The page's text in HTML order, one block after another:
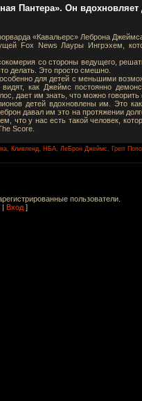
Пантера». Он вдохновляет
«Кавальерс» Леброна
Fox News Лауры Ингрэхем,
со стороны ведущего,
делать. Это просто смешно.
для детей с меньшими
как Джеймс постоянно
дает им знать, что можно говорить
детей вдохновлены им. Это
давал им это на протяжении
что у нас есть такой человек,
Score.
Кливленд НБА ЛеБрон Джеймс Грегг
пользователи.
| Вход]